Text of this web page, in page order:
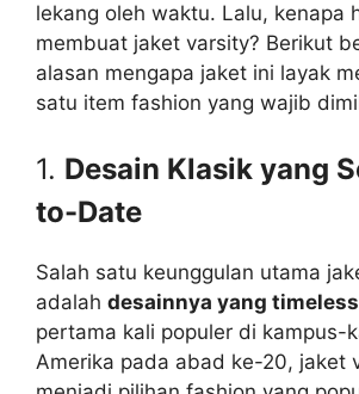
lekang oleh waktu. Lalu, kenapa
membuat jaket varsity? Berikut
alasan mengapa jaket ini layak
satu item fashion yang wajib
1. Desain Klasik yang
to-Date
Salah satu keunggulan utama
adalah desainnya yang timeless
pertama kali populer di kampus-
Amerika pada abad ke-20, jaket